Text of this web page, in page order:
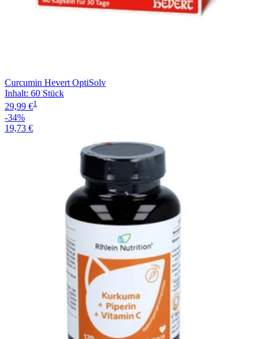
Curcumin Hevert OptiSolv
Inhalt: 60 Stück
29,99 €1
-34%
19,73 €